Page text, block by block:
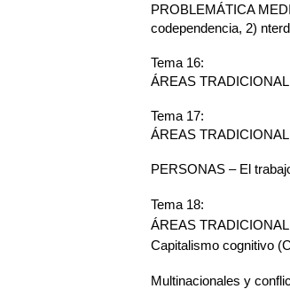
PROBLEMÁTICA
codependencia, 2)
Tema 16:
ÁREAS
Tema 17:
ÁREAS
PERSONAS – El
Tema 18:
ÁREAS
Capitalismo cognitivo
Multinacionales y